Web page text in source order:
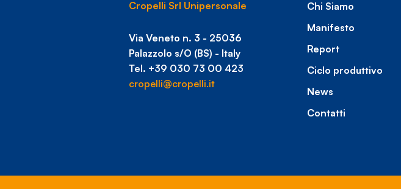
Cropelli Srl Unipersonale
Via Veneto n. 3 - 25036
Palazzolo s/O (BS) - Italy
Tel. +39 030 73 00 423
cropelli@cropelli.it
Chi Siamo
Manifesto
Report
Ciclo produttivo
News
Contatti